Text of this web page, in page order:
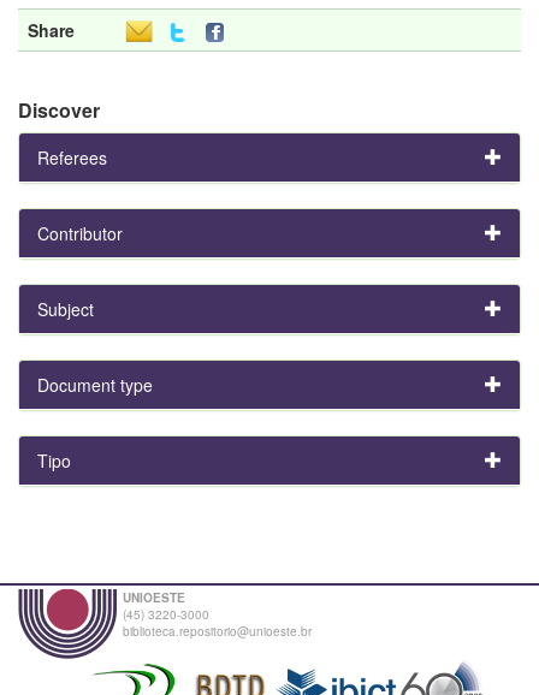
Share
Discover
Referees
Contributor
Subject
Document type
Tipo
UNIOESTE
(45) 3220-3000
biblioteca.repositorio@unioeste.br